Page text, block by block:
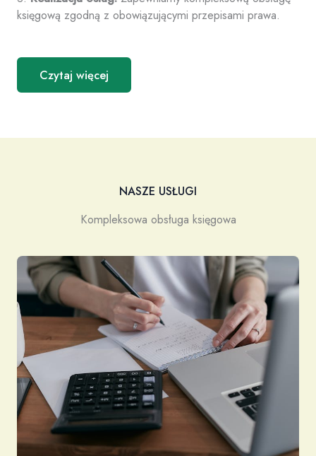
księgową zgodną z obowiązującymi przepisami prawa.
Czytaj więcej
NASZE USŁUGI
Kompleksowa obsługa księgowa